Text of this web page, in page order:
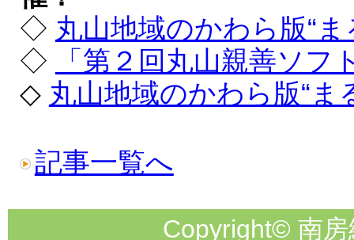
◇ 丸山地域のかわら版“
◇
「第２回丸山親善ソ
◇ 丸山地域のかわら版“ま
記事一覧へ
Copyright© 南